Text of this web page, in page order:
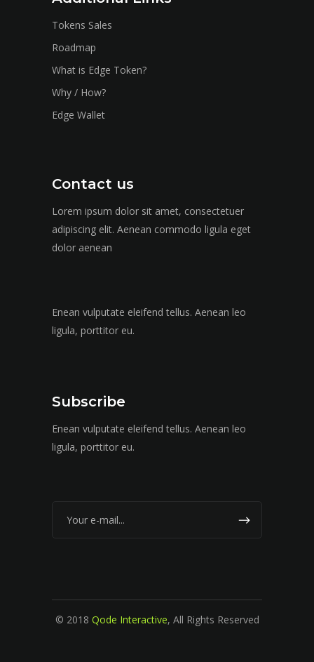
Tokens Sales
Roadmap
What is Edge Token?
Why / How?
Edge Wallet
Contact us
Lorem ipsum dolor sit amet, consectetuer
adipiscing elit. Aenean commodo ligula eget
dolor aenean
Enean vulputate eleifend tellus. Aenean leo
ligula, porttitor eu.
Subscribe
Enean vulputate eleifend tellus. Aenean leo
ligula, porttitor eu.
© 2018 Qode Interactive, All Rights Reserved